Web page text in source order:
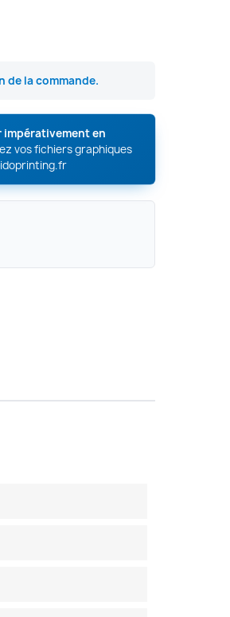
la commande.
en
vos fichiers graphiques